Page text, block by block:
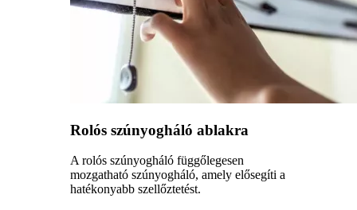
Rolós szúnyogháló ablakra
A rolós szúnyogháló függőlegesen
mozgatható szúnyogháló, amely elősegíti a
hatékonyabb szellőztetést.